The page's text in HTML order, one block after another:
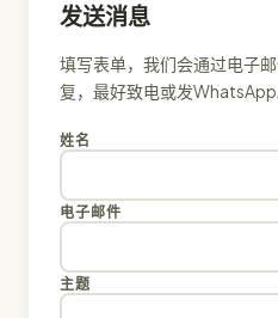
发送消息
填写表单，我们会通过电子
复，最好致电或发WhatsApp
姓名
电子邮件
主题